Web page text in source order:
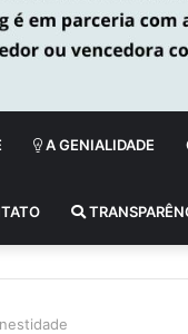
A GENIALIDADE